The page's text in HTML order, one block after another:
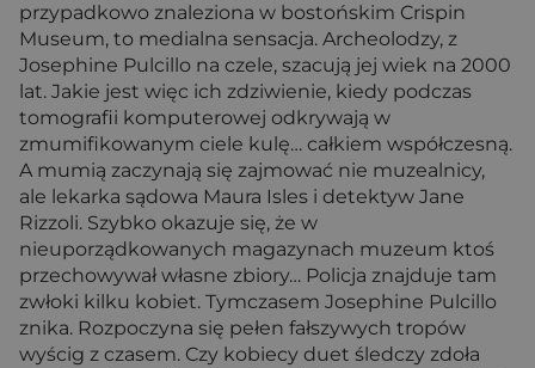
przypadkowo znaleziona w bostońskim Crispin
Museum, to medialna sensacja. Archeolodzy, z
Josephine Pulcillo na czele, szacują jej wiek na 2000
lat. Jakie jest więc ich zdziwienie, kiedy podczas
tomografii komputerowej odkrywają w
zmumifikowanym ciele kulę… całkiem współczesną.
A mumią zaczynają się zajmować nie muzealnicy,
ale lekarka sądowa Maura Isles i detektyw Jane
Rizzoli. Szybko okazuje się, że w
nieuporządkowanych magazynach muzeum ktoś
przechowywał własne zbiory… Policja znajduje tam
zwłoki kilku kobiet. Tymczasem Josephine Pulcillo
znika. Rozpoczyna się pełen fałszywych tropów
wyścig z czasem. Czy kobiecy duet śledczy zdoła